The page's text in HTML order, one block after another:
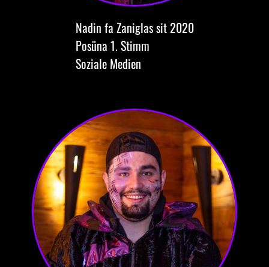
Nadin fa Zaniglassit 2020
Posüna 1. Stimm
Soziale Medien